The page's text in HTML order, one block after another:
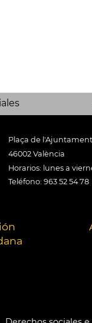
Plaça de l'Ajuntament
46002 València
Horarios: lunes a
Teléfono: 963 52 54 78